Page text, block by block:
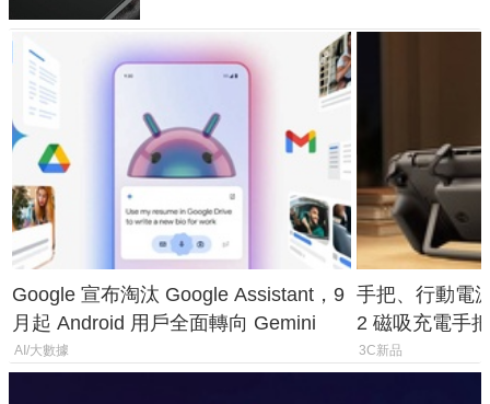
Google 宣布淘汰 Google Assistant，9
月起 Android 用戶全面轉向 Gemini
AI/大數據
手把、行動電
2 磁吸充電手
倍
3C新品